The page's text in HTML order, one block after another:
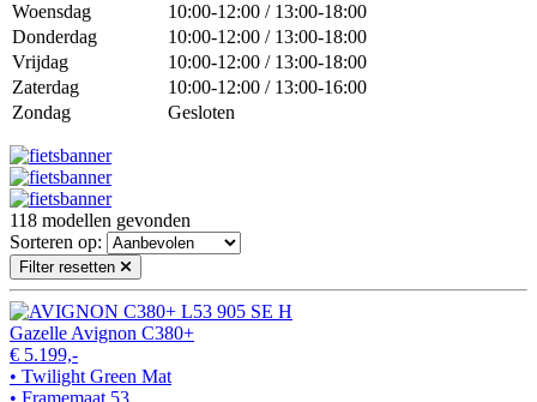
Woensdag
10:00-12:00 / 13:00-18:00
Donderdag
10:00-12:00 / 13:00-18:00
Vrijdag
10:00-12:00 / 13:00-18:00
Zaterdag
10:00-12:00 / 13:00-16:00
Zondag
Gesloten
118 modellen gevonden
Sorteren op:
Filter resetten
Gazelle Avignon C380+
€ 5.199,-
• Twilight Green Mat